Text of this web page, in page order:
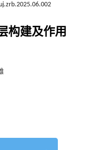
构建及作用